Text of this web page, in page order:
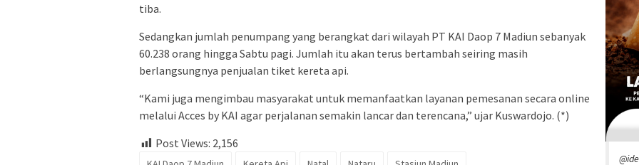
tiba.
Sedangkan jumlah penumpang yang berangkat dari wilayah PT KAI Daop 7 Madiun sebanyak
60.238 orang hingga Sabtu pagi. Jumlah itu akan terus bertambah seiring masih
berlangsungnya penjualan tiket kereta api.
“Kami juga mengimbau masyarakat untuk memanfaatkan layanan pemesanan secara online
melalui Acces by KAI agar perjalanan semakin lancar dan terencana,” ujar Kuswardojo. (*)
Post Views: 2,156